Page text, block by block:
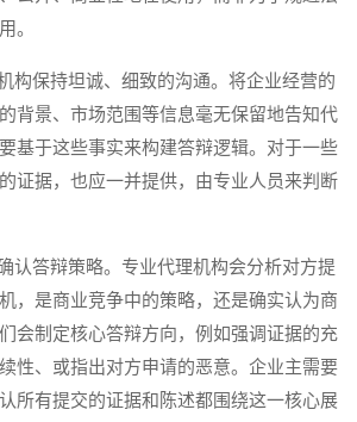
。
保持坦诚、细致的沟通。将企业经营的
背景、市场范围等信息毫无保留地告知代
基于这些事实来构建答辩逻辑。对于一些
证据，也应一并提供，由专业人员来判断
答辩策略。专业代理机构会分析对方提
，是商业竞争中的策略，还是确实认为商
会制定核心答辩方向，例如强调证据的充
性、或指出对方申请的恶意。企业主需要
所有提交的证据和陈述都围绕这一核心展